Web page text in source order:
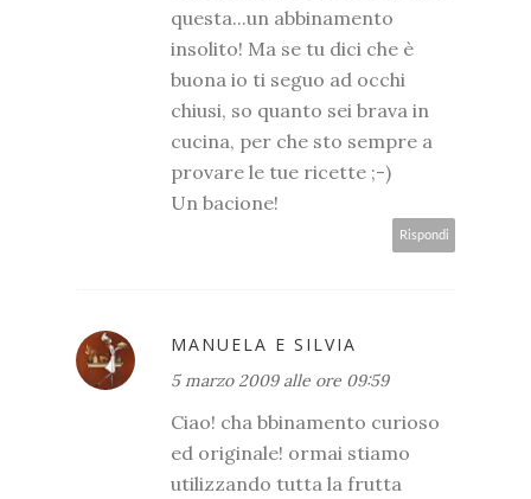
questa...un abbinamento
insolito! Ma se tu dici che è
buona io ti seguo ad occhi
chiusi, so quanto sei brava in
cucina, per che sto sempre a
provare le tue ricette ;-)
Un bacione!
Rispondi
MANUELA E SILVIA
5 marzo 2009 alle ore 09:59
Ciao! cha bbinamento curioso
ed originale! ormai stiamo
utilizzando tutta la frutta